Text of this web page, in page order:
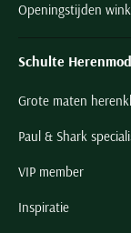
Openingstijden
Schulte
Grote maten
Paul & Shark
VIP member
Inspiratie